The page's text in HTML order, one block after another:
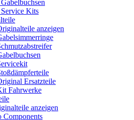
Kits
anzeigen
Ersatzteile
Fahrwerke
anzeigen
Components